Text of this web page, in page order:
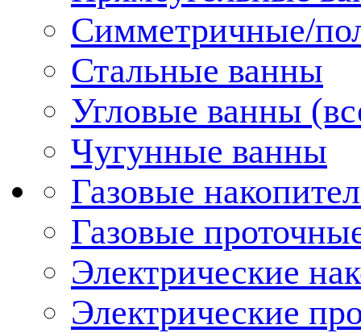
Симметричные/
Стальные ванны
Угловые ванны
Чугунные ванны
Газовые
Газовые
Электрические
Электрические